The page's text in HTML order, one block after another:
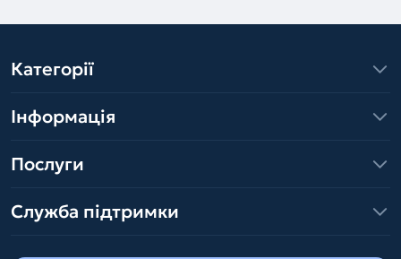
Категорії
Інформація
Послуги
Служба підтримки